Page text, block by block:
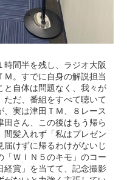
間半を残し、ラジオ大阪
。すでに自身の解説担当
と自体は問題なく、我々が
ただ、番組をすべて聴いて
実は津田ＴＭ、８レース
さん、この後はもう帰ら
間髪入れず「私はプレゼン
届けずに帰るわけがないじ
「ＷＩＮ５のキモ」のコー
経賞」を当てて、記念撮影